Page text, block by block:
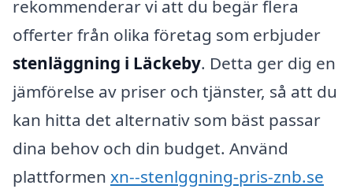
rekommenderar vi att du begär flera
offerter från olika företag som erbjuder
stenläggning i Läckeby. Detta ger dig en
jämförelse av priser och tjänster, så att du
kan hitta det alternativ som bäst passar
dina behov och din budget. Använd
plattformen xn--stenlggning-pris-znb.se